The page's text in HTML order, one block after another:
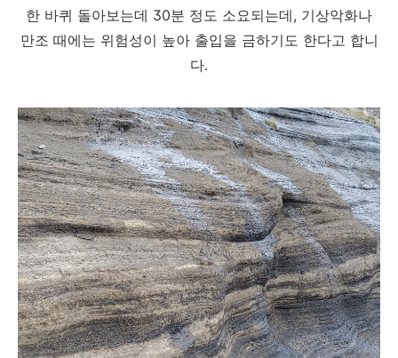
한 바퀴 돌아보는데 30분 정도 소요되는데, 기상악화나
만조 때에는 위험성이 높아 출입을 금하기도 한다고 합니
다.